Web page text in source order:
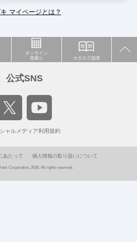
マイページとは？
オンライン
見積り
カタログ請求
公式SNS
ャルメディア利用規約
あたって 個人情報の取り扱いについて
Corporation, 2026. All rights reserved.